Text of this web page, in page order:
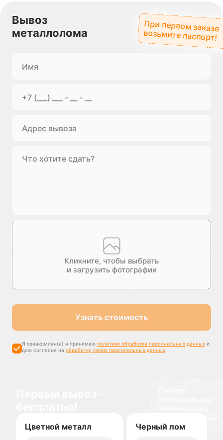
Вывоз
металлолома
При первом заказе
возьмите паспорт!
Кликните, чтобы выбрать
и загрузить фотографии
Узнать стоимость
Я ознакомлен(а) и принимаю политики обработки персональных данных и
даю согласие на обработку своих персональных данных
Цветной металл Черный лом